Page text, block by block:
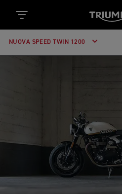
NUOVA SPEED TWIN 1200